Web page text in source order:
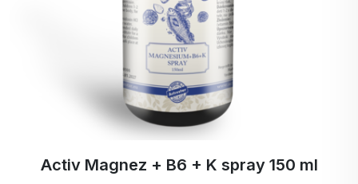
Activ Magnez + B6 + K spray 150 ml